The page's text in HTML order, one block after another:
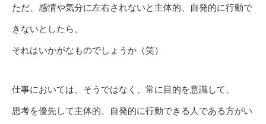
ただ、感情や気分に左右されないと主体的、自発的に行動で
きないとしたら、
それはいかがなものでしょうか（笑）
仕事においては、そうではなく、常に目的を意識して、
思考を優先して主体的、自発的に行動できる人である方がい